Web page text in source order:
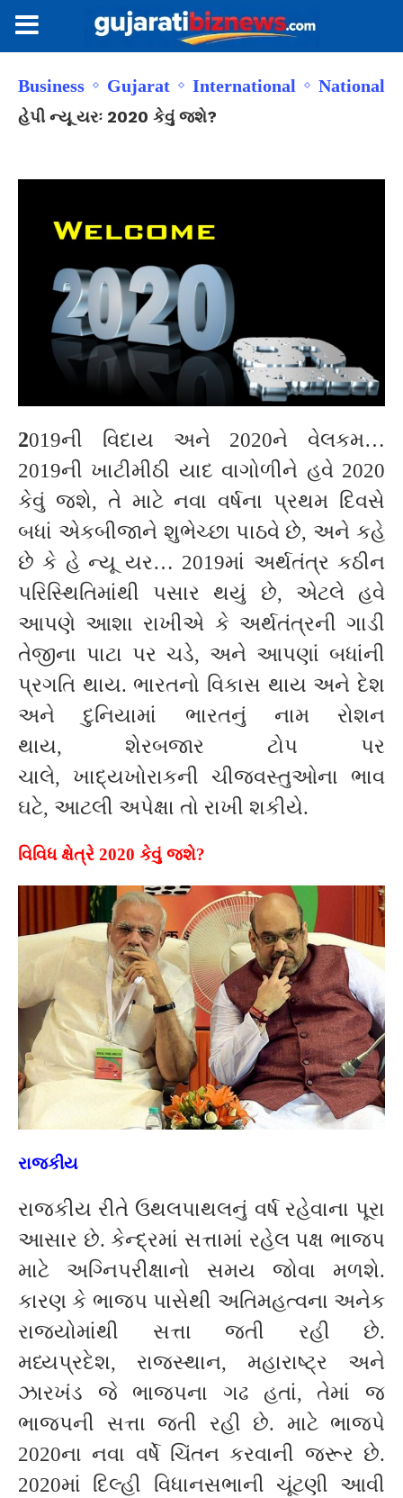
Business Gujarat International National
હેપી ન્યૂ યરઃ 2020 કેવું જશે?
2019ની વિદાય અને 2020ને વેલકમ…
2019ની ખાટીમીઠી યાદ વાગોળીને હવે 2020
કેવું જશે, તે માટે નવા વર્ષના પ્રથમ દિવસે
બધાં એકબીજાને શુભેચ્છા પાઠવે છે, અને કહે
છે કે હે ન્યૂ યર… 2019માં અર્થતંત્ર કઠીન
પરિસ્થિતિમાંથી પસાર થયું છે, એટલે હવે
આપણે આશા રાખીએ કે અર્થતંત્રની ગાડી
તેજીના પાટા પર ચડે, અને આપણાં બધાંની
પ્રગતિ થાય. ભારતનો વિકાસ થાય અને દેશ
અને દુનિયામાં ભારતનું નામ રોશન
થાય, શેરબજાર ટોપ પર
ચાલે, ખાદ્યખોરાકની ચીજવસ્તુઓના ભાવ
ઘટે, આટલી અપેક્ષા તો રાખી શકીયે.
વિવિધ ક્ષેત્રે 2020 કેવું જશે?
રાજકીય
રાજકીય રીતે ઉથલપાથલનું વર્ષ રહેવાના પૂરા
આસાર છે. કેન્દ્રમાં સત્તામાં રહેલ પક્ષ ભાજપ
માટે અગ્નિપરીક્ષાનો સમય જોવા મળશે.
કારણ કે ભાજપ પાસેથી અતિમહત્વના અનેક
રાજ્યોમાંથી સત્તા જતી રહી છે.
મધ્યપ્રદેશ, રાજસ્થાન, મહારાષ્ટ્ર અને
ઝારખંડ જે ભાજપના ગઢ હતાં, તેમાં જ
ભાજપની સત્તા જતી રહી છે. માટે ભાજપે
2020ના નવા વર્ષે ચિંતન કરવાની જરૂર છે.
2020માં દિલ્હી વિધાનસભાની ચૂંટણી આવી